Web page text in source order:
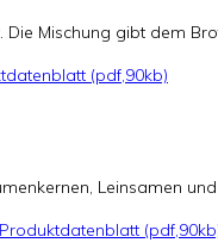
Mischung gibt dem
(pdf,90kb)
Leinsamen
Produktdatenblatt